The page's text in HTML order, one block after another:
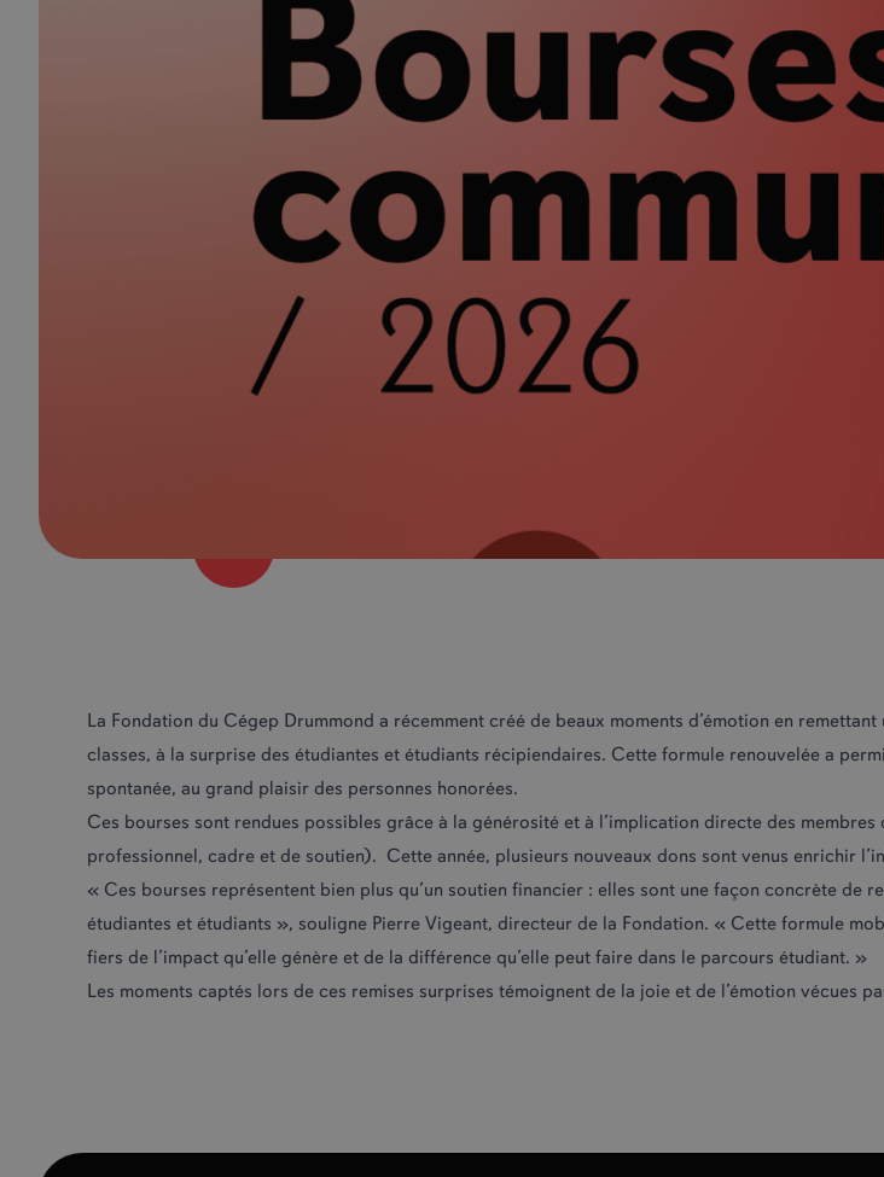
La Fondation du Cégep Drummond a récemment créé de beaux moments d’émotion en
classes, à la surprise des étudiantes et étudiants récipiendaires. Cette formule renouvelée a
spontanée, au grand plaisir des personnes honorées.
Ces bourses sont rendues possibles grâce à la générosité et à l’implication directe des
professionnel, cadre et de soutien). Cette année, plusieurs nouveaux dons sont venus enrichir
« Ces bourses représentent bien plus qu’un soutien financier : elles sont une façon concrète de
étudiantes et étudiants », souligne Pierre Vigeant, directeur de la Fondation. « Cette formule
fiers de l’impact qu’elle génère et de la différence qu’elle peut faire dans le parcours étudiant. »
Les moments captés lors de ces remises surprises témoignent de la joie et de l’émotion vécues